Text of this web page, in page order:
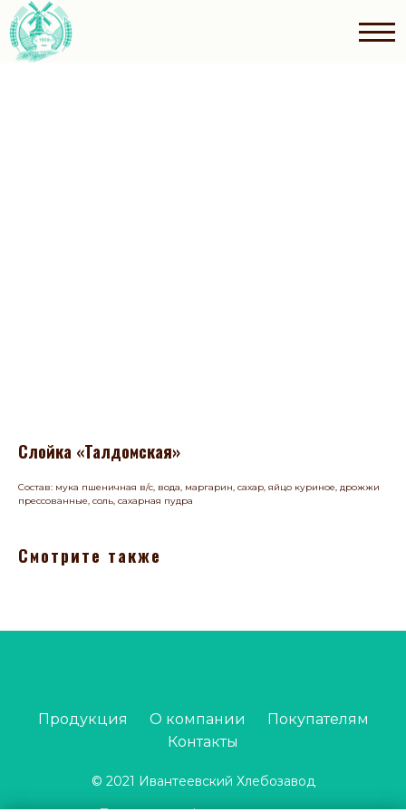
Слойка «Талдомская»
Состав: мука пшеничная в/с, вода, маргарин, сахар, яйцо куриное, дрожжи
прессованные, соль, сахарная пудра
Смотрите также
Продукция О компании
Покупателям
Контакты
© 2021 Ивантеевский Хлебозавод